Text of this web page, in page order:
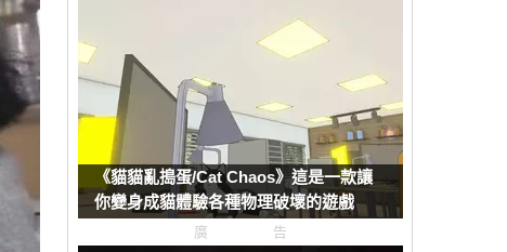
《貓貓亂搗蛋/Cat Chaos》這是一款讓
你變身成貓體驗各種物理破壞的遊戲
廣告